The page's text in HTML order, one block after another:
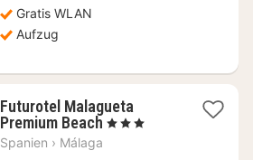
121,02
Gratis WLAN
Aufzug
Futurotel Malagueta
Premium Beach 1
, 3 Sterne
Spanien › Málaga